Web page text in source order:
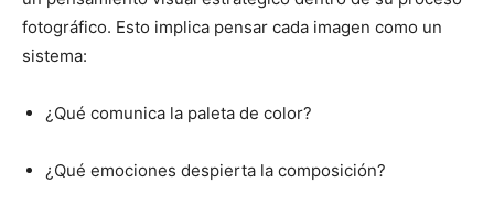
fotográfico. Esto implica pensar cada imagen como un
sistema:
¿Qué comunica la paleta de color?
¿Qué emociones despierta la composición?